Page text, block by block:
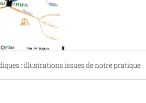
: illustrations issues de notre pratique